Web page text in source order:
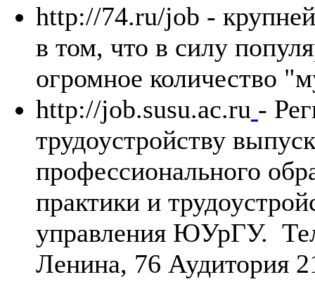
http://74.ru/job -
в том, что в силу
огромное количество
http://job.susu.ac.ru -
трудоустройству
профессионального
практики и
управления ЮУрГУ.
Ленина, 76 Аудитория